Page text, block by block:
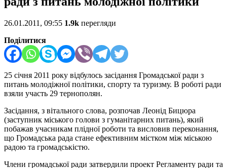
26.01.2011, 09:55 1.9k перегляди
Поділитися
25 січня 2011 року відбулось засідання Громадської ради з
питань молодіжної політики, спорту та туризму. В роботі ради
взяли участь 29 тернополян.
Засідання, з вітального слова, розпочав Леонід Бицюра
(заступник міського голови з гуманітарних питань), який
побажав учасникам плідної роботи та висловив переконання,
що Громадська рада стане ефективним містком між міською
радою та громадськістю.
Члени громадської ради затвердили проект Регламенту ради та